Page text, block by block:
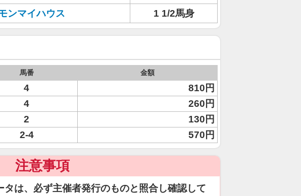
ンマイハウス 1 1/2馬身
馬番 金額
4 810円
4
260円
2
130円
2-4 570円
注意事項
は、必ず主催者発行のものと照合し確認して